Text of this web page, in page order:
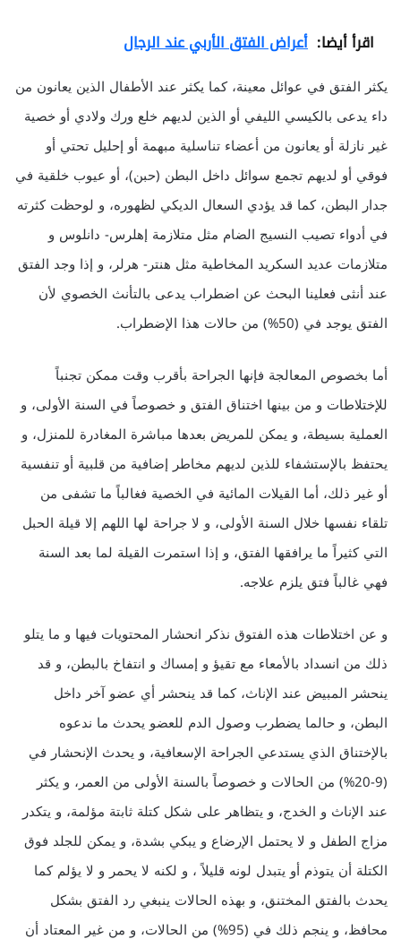
اقرأ أيضا: أعراض الفتق الأربي عند الرجال
يكثر الفتق في عوائل معينة، كما يكثر عند الأطفال الذين يعانون من
داء يدعى بالكيسي الليفي أو الذين لديهم خلع ورك ولادي أو خصية
غير نازلة أو يعانون من أعضاء تناسلية مبهمة أو إحليل تحتي أو
فوقي أو لديهم تجمع سوائل داخل البطن (حبن)، أو عيوب خلقية في
جدار البطن، كما قد يؤدي السعال الديكي لظهوره، و لوحظت كثرته
في أدواء تصيب النسيج الضام مثل متلازمة إهلرس- دانلوس و
متلازمات عديد السكريد المخاطية مثل هنتر- هرلر، و إذا وجد الفتق
عند أنثى فعلينا البحث عن اضطراب يدعى بالتأنث الخصوي لأن
الفتق يوجد في (50%) من حالات هذا الإضطراب.
أما بخصوص المعالجة فإنها الجراحة بأقرب وقت ممكن تجنباً
للإختلاطات و من بينها اختناق الفتق و خصوصاً في السنة الأولى، و
العملية بسيطة، و يمكن للمريض بعدها مباشرة المغادرة للمنزل، و
يحتفظ بالإستشفاء للذين لديهم مخاطر إضافية من قلبية أو تنفسية
أو غير ذلك، أما القيلات المائية في الخصية فغالباً ما تشفى من
تلقاء نفسها خلال السنة الأولى، و لا جراحة لها اللهم إلا قيلة الحبل
التي كثيراً ما يرافقها الفتق، و إذا استمرت القيلة لما بعد السنة
فهي غالباً فتق يلزم علاجه.
و عن اختلاطات هذه الفتوق نذكر انحشار المحتويات فيها و ما يتلو
ذلك من انسداد بالأمعاء مع تقيؤ و إمساك و انتفاخ بالبطن، و قد
ينحشر المبيض عند الإناث، كما قد ينحشر أي عضو آخر داخل
البطن، و حالما يضطرب وصول الدم للعضو يحدث ما ندعوه
بالإختناق الذي يستدعي الجراحة الإسعافية، و يحدث الإنحشار في
(9-20%) من الحالات و خصوصاً بالسنة الأولى من العمر، و يكثر
عند الإناث و الخدج، و يتظاهر على شكل كتلة ثابتة مؤلمة، و يتكدر
مزاج الطفل و لا يحتمل الإرضاع و يبكي بشدة، و يمكن للجلد فوق
الكتلة أن يتوذم أو يتبدل لونه قليلاً ، و لكنه لا يحمر و لا يؤلم كما
يحدث بالفتق المختنق، و بهذه الحالات ينبغي رد الفتق بشكل
محافظ، و ينجم ذلك في (95%) من الحالات، و من غير المعتاد أن